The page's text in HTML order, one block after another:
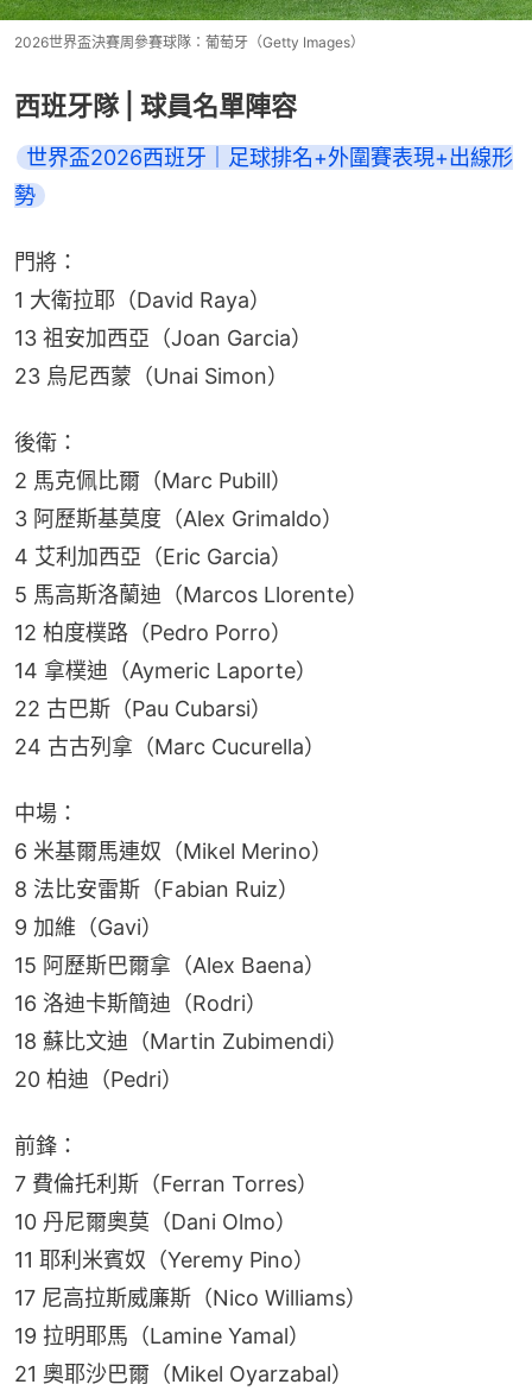
2026世界盃決賽周參賽球隊：葡萄牙（Getty Images）
西班牙隊 | 球員名單陣容
世界盃2026西班牙｜足球排名+外圍賽表現+出線形
勢
門將：
1 大衛拉耶（David Raya）
13 祖安加西亞（Joan Garcia）
23 烏尼西蒙（Unai Simon）
後衛：
2 馬克佩比爾（Marc Pubill）
3 阿歷斯基莫度（Alex Grimaldo）
4 艾利加西亞（Eric Garcia）
5 馬高斯洛蘭迪（Marcos Llorente）
12 柏度樸路（Pedro Porro）
14 拿樸迪（Aymeric Laporte）
22 古巴斯（Pau Cubarsi）
24 古古列拿（Marc Cucurella）
中場：
6 米基爾馬連奴（Mikel Merino）
8 法比安雷斯（Fabian Ruiz）
9 加維（Gavi）
15 阿歷斯巴爾拿（Alex Baena）
16 洛迪卡斯簡迪（Rodri）
18 蘇比文迪（Martin Zubimendi）
20 柏迪（Pedri）
前鋒：
7 費倫托利斯（Ferran Torres）
10 丹尼爾奧莫（Dani Olmo）
11 耶利米賓奴（Yeremy Pino）
17 尼高拉斯威廉斯（Nico Williams）
19 拉明耶馬（Lamine Yamal）
21 奧耶沙巴爾（Mikel Oyarzabal）